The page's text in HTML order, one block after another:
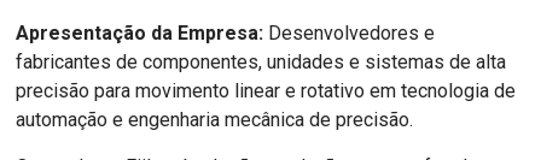
Apresentação da Empresa: Desenvolvedores e
fabricantes de componentes, unidades e sistemas de alta
precisão para movimento linear e rotativo em tecnologia de
automação e engenharia mecânica de precisão.